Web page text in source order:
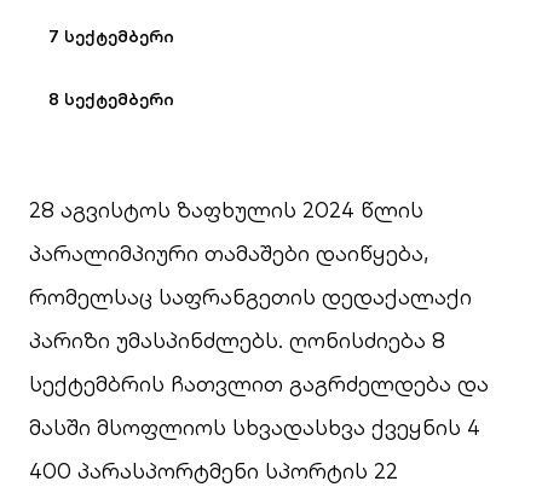
7 სექტემბერი
8 სექტემბერი
28 აგვისტოს ზაფხულის 2024 წლის
პარალიმპიური თამაშები დაიწყება,
რომელსაც საფრანგეთის დედაქალაქი
პარიზი უმასპინძლებს. ღონისძიება 8
სექტემბრის ჩათვლით გაგრძელდება და
მასში მსოფლიოს სხვადასხვა ქვეყნის 4
400 პარასპორტმენი სპორტის 22